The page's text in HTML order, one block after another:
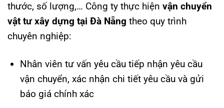
thước, số lượng,… Công ty thực hiện vận chuyển
vật tư xây dựng tại Đà Nẵng theo quy trình
chuyên nghiệp:
Nhân viên tư vấn yêu cầu tiếp nhận yêu cầu
vận chuyển, xác nhận chi tiết yêu cầu và gửi
báo giá chính xác